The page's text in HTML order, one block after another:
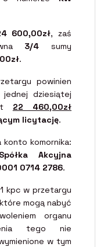
600,00zł, zaś
3/4 sumy
.
powinien
dziesiątej
22 460,00zł
licytację.
konto komornika:
Akcyjna
0714 2786.
kpc w przetargu
mogą nabyć
organu
tego nie
w tym